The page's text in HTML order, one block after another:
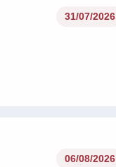
31/07/2026
06/08/2026